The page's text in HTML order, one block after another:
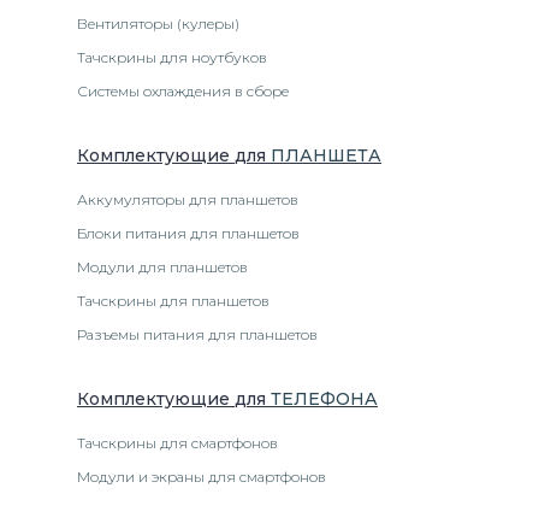
Вентиляторы (кулеры)
Тачскрины для ноутбуков
Системы охлаждения в сборе
Комплектующие для ПЛАНШЕТА
Аккумуляторы для планшетов
Блоки питания для планшетов
Модули для планшетов
Тачскрины для планшетов
Разъемы питания для планшетов
Комплектующие для ТЕЛЕФОНА
Тачскрины для смартфонов
Модули и экраны для смартфонов